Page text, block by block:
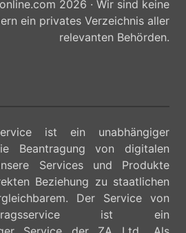
2026 · Wir sind keine
ein privates Verzeichnis aller
relevanten Behörden.
ist ein unabhängiger
Beantragung von digitalen
Services und Produkte
Beziehung zu staatlichen
Der Service von
ist ein